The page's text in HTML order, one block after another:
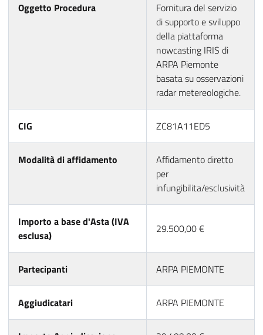
Oggetto Procedura
Fornitura del servizio
di supporto e sviluppo
della piattaforma
nowcasting IRIS di
ARPA Piemonte
basata su osservazioni
radar metereologiche.
CIG ZC81A11ED5
Modalità di affidamento
Affidamento diretto
per
infungibilita/esclusività
Importo a base d'Asta (IVA
esclusa)
29.500,00 €
Partecipanti ARPA PIEMONTE
Aggiudicatari ARPA PIEMONTE